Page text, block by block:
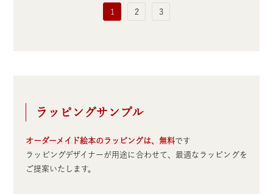
1 2 3
ラッピングサンプル
オーダーメイド絵本のラッピングは、無料です
ラッピングデザイナーが用途に合わせて、最適なラッピングを
ご提案いたします。